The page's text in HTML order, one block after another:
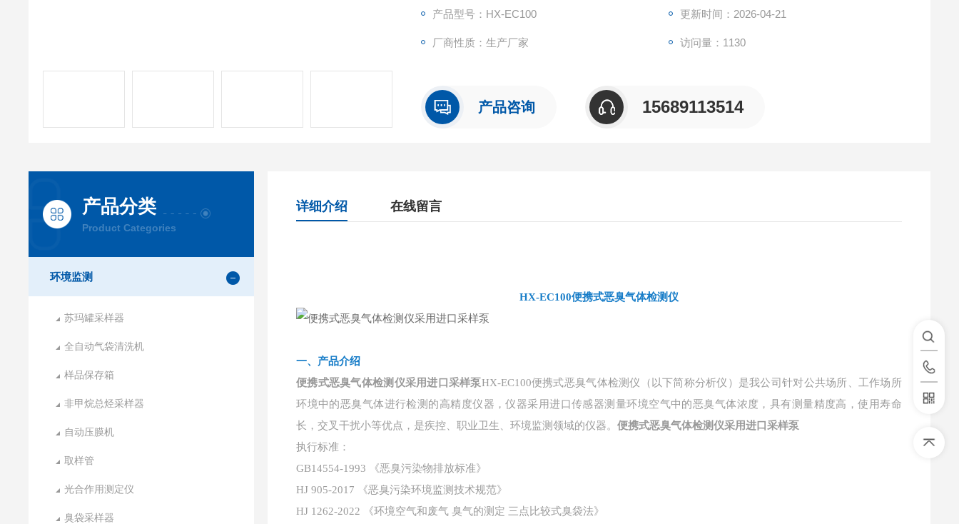
产品型号：HX-EC100 更新时间：2026-04-21
厂商性质：生产厂家 访问量：1130
产品咨询 15689113514
产品分类
Product Categories
环境监测
苏玛罐采样器
全自动气袋清洗机
样品保存箱
非甲烷总烃采样器
自动压膜机
取样管
光合作用测定仪
臭袋采样器
详细介绍 在线留言
HX-EC100便携式恶臭气体检测仪
一、 产品介绍
便携式恶臭气体检测仪采用进口采样泵HX-EC100便携式恶臭气体检测仪（以下简称分析仪）是我公司针对公共场所、工作场所
环境中的恶臭气体进行检测的高精度仪器，仪器采用进口传感器测量环境空气中的恶臭气体浓度，具有测量精度高，使用寿命
长，交叉干扰小等优点，是疾控、职业卫生、环境监测领域的仪器。便携式恶臭气体检测仪采用进口采样泵
执行标准：
GB14554-1993 《恶臭污染物排放标准》
HJ 905-2017 《恶臭污染环境监测技术规范》
HJ 1262-2022 《环境空气和废气 臭气的测定 三点比较式臭袋法》